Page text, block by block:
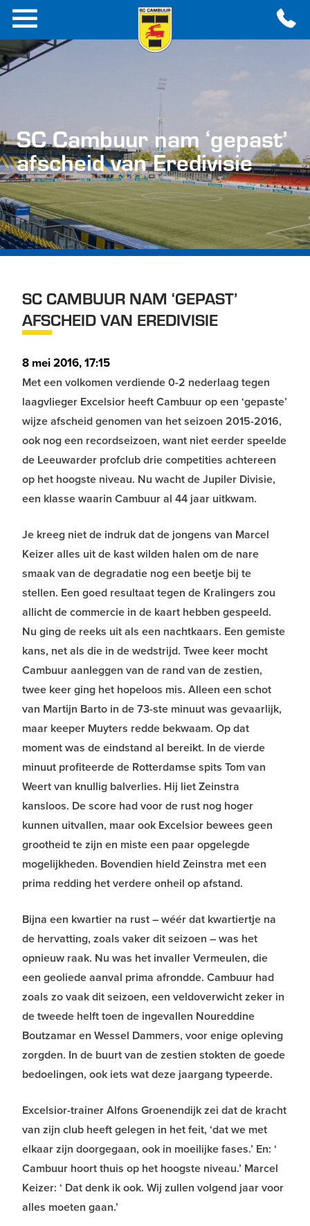
SC Cambuur nam ‘gepast’
afscheid van Eredivisie
SC CAMBUUR NAM ‘GEPAST’
AFSCHEID VAN EREDIVISIE
8 mei 2016, 17:15
Met een volkomen verdiende 0-2 nederlaag tegen
laagvlieger Excelsior heeft Cambuur op een ‘gepaste’
wijze afscheid genomen van het seizoen 2015-2016,
ook nog een recordseizoen, want niet eerder speelde
de Leeuwarder profclub drie competities achtereen
op het hoogste niveau. Nu wacht de Jupiler Divisie,
een klasse waarin Cambuur al 44 jaar uitkwam.
Je kreeg niet de indruk dat de jongens van Marcel
Keizer alles uit de kast wilden halen om de nare
smaak van de degradatie nog een beetje bij te
stellen. Een goed resultaat tegen de Kralingers zou
allicht de commercie in de kaart hebben gespeeld.
Nu ging de reeks uit als een nachtkaars. Een gemiste
kans, net als die in de wedstrijd. Twee keer mocht
Cambuur aanleggen van de rand van de zestien,
twee keer ging het hopeloos mis. Alleen een schot
van Martijn Barto in de 73-ste minuut was gevaarlijk,
maar keeper Muyters redde bekwaam. Op dat
moment was de eindstand al bereikt. In de vierde
minuut profiteerde de Rotterdamse spits Tom van
Weert van knullig balverlies. Hij liet Zeinstra
kansloos. De score had voor de rust nog hoger
kunnen uitvallen, maar ook Excelsior bewees geen
grootheid te zijn en miste een paar opgelegde
mogelijkheden. Bovendien hield Zeinstra met een
prima redding het verdere onheil op afstand.
Bijna een kwartier na rust – wéér dat kwartiertje na
de hervatting, zoals vaker dit seizoen – was het
opnieuw raak. Nu was het invaller Vermeulen, die
een geoliede aanval prima afrondde. Cambuur had
zoals zo vaak dit seizoen, een veldoverwicht zeker in
de tweede helft toen de ingevallen Noureddine
Boutzamar en Wessel Dammers, voor enige opleving
zorgden. In de buurt van de zestien stokten de goede
bedoelingen, ook iets wat deze jaargang typeerde.
Excelsior-trainer Alfons Groenendijk zei dat de kracht
van zijn club heeft gelegen in het feit, ‘dat we met
elkaar zijn doorgegaan, ook in moeilijke fases.’ En: ‘
Cambuur hoort thuis op het hoogste niveau.’ Marcel
Keizer: ‘ Dat denk ik ook. Wij zullen volgend jaar voor
alles moeten gaan.’